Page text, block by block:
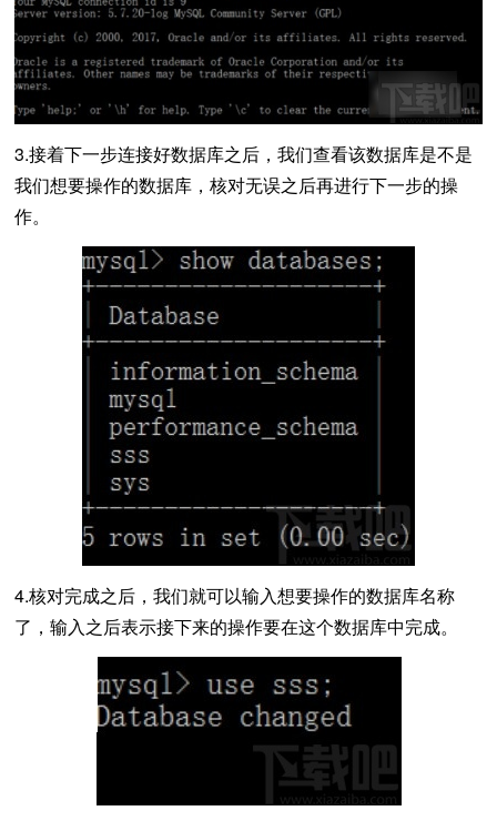
3.接着下一步连接好数据库之后，我们查看该数据库是不是
我们想要操作的数据库，核对无误之后再进行下一步的操
作。
4.核对完成之后，我们就可以输入想要操作的数据库名称
了，输入之后表示接下来的操作要在这个数据库中完成。